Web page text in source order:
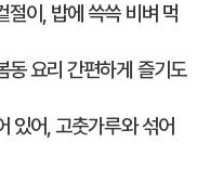
절이, 밥에 쓱쓱 비벼 먹
동 요리 간편하게 즐기도
있어, 고춧가루와 섞어